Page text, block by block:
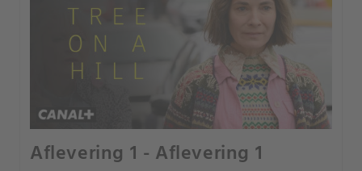
Aflevering 1 - Aflevering 1